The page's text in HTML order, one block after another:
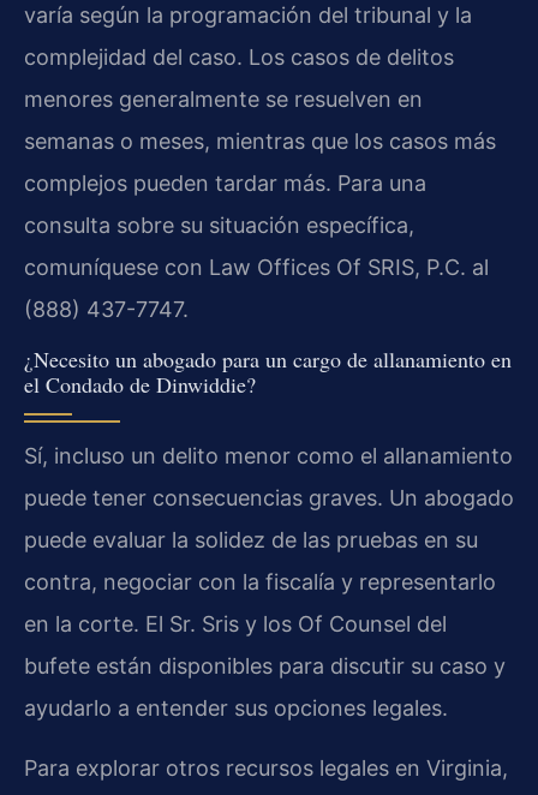
varía según la programación del tribunal y la
complejidad del caso. Los casos de delitos
menores generalmente se resuelven en
semanas o meses, mientras que los casos más
complejos pueden tardar más. Para una
consulta sobre su situación específica,
comuníquese con Law Offices Of SRIS, P.C. al
(888) 437-7747.
¿Necesito un abogado para un cargo de allanamiento en
el Condado de Dinwiddie?
Sí, incluso un delito menor como el allanamiento
puede tener consecuencias graves. Un abogado
puede evaluar la solidez de las pruebas en su
contra, negociar con la fiscalía y representarlo
en la corte. El Sr. Sris y los Of Counsel del
bufete están disponibles para discutir su caso y
ayudarlo a entender sus opciones legales.
Para explorar otros recursos legales en Virginia,